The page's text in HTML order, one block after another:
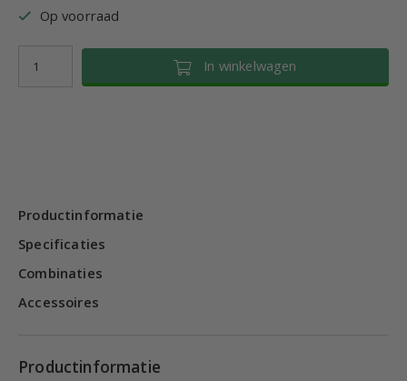
Op voorraad
In winkelwagen
Productinformatie
Specificaties
Combinaties
Accessoires
Productinformatie